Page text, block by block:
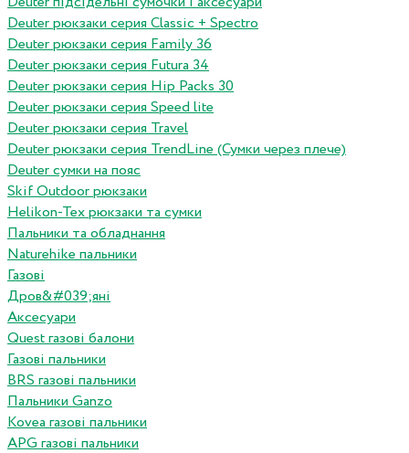
Deuter рюкзаки серия Classic + Spectro
Deuter рюкзаки серия Family 36
Deuter рюкзаки серия Futura 34
Deuter рюкзаки серия Hip Packs 30
Deuter рюкзаки серия Speed lite
Deuter рюкзаки серия Travel
Deuter рюкзаки серия TrendLine (Сумки через плече)
Deuter сумки на пояс
Skif Outdoor рюкзаки
Helikon-Tex рюкзаки та сумки
Пальники та обладнання
Naturehike пальники
Газові
Дров&#039;яні
Аксесуари
Quest газові балони
Газові пальники
BRS газові пальники
Пальники Ganzo
Kovea газові пальники
APG газові пальники